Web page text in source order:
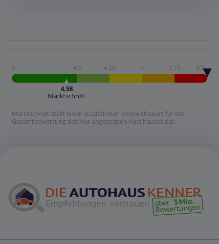
5 4,5 4,25 4 3,75 3,5
4,58
Marktschnitt
Marktschnitt stellt einen zusätzlichen Vergleichswert für die
Gesamtbewertung des hier angezeigten Autohauses dar.